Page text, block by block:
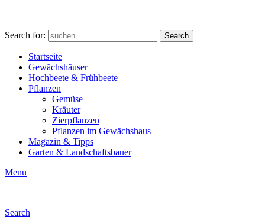
Search for: Search
Startseite
Gewächshäuser
Hochbeete & Frühbeete
Pflanzen
Gemüse
Kräuter
Zierpflanzen
Pflanzen im Gewächshaus
Magazin & Tipps
Garten & Landschaftsbauer
Menu
Search